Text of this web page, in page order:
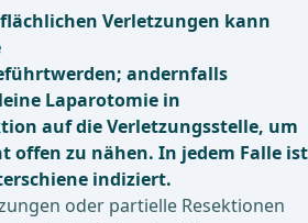
Verletzungen kann
andernfalls
Laparotomie in
auf die Verletzungsstelle, um
offen zu nähen. In jedem Falle ist
indiziert.
oder partielle Resektionen